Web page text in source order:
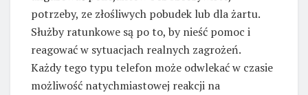
potrzeby, ze złośliwych pobudek lub dla żartu.
Służby ratunkowe są po to, by nieść pomoc i
reagować w sytuacjach realnych zagrożeń.
Każdy tego typu telefon może odwlekać w czasie
możliwość natychmiastowej reakcji na